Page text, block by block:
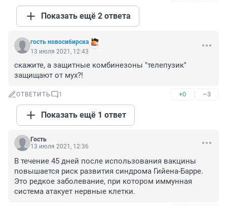
Показать ещё 2 ответа
гость новосибирска
13 июля 2021, 12:43
скажите, а защитные комбинезоны "телепузик"
защищают от мух?!
ОТВЕТИТЬ 1 +0 –3
Показать ещё 1 ответ
Гость
13 июля 2021, 12:36
В течение 45 дней после использования вакцины
повышается риск развития синдрома Гийена-Барре.
Это редкое заболевание, при котором иммунная
система атакует нервные клетки.